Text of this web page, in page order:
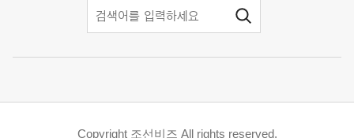
Copyright 조선비즈 All rights reserved.